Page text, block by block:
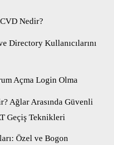
Nedir?
Directory Kullanıcılarını
Açma Login Olma
Ağlar Arasında Güvenli
Geçiş Teknikleri
Özel ve Bogon